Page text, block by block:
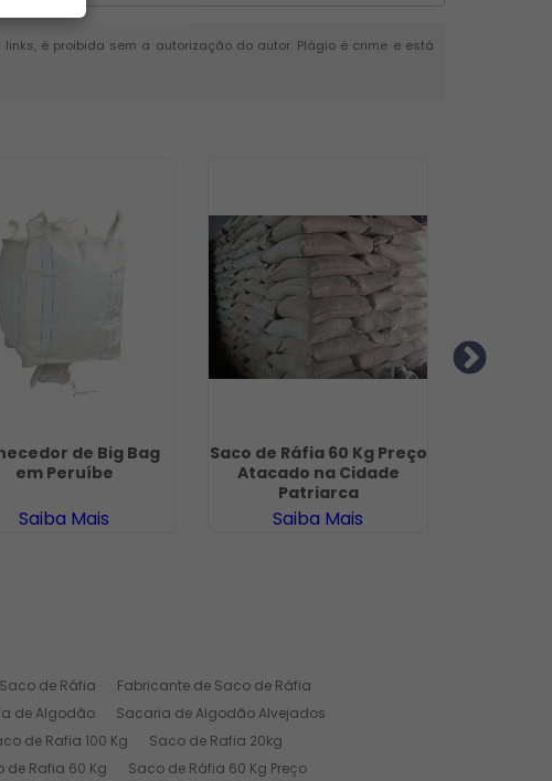
é proibida sem a autorização do autor. Plágio é crime e está
de Big Bag
em Peruíbe
Saiba Mais
Saco de Ráfia 60 Kg Preço
Atacado na Cidade
Patriarca
Saiba Mais
de Ráfia
Fabricante de Saco de Ráfia
de Algodão
Sacaria de Algodão Alvejados
de Rafia 100 Kg
Saco de Rafia 20kg
de Rafia 60 Kg Saco de Ráfia 60 Kg Preço